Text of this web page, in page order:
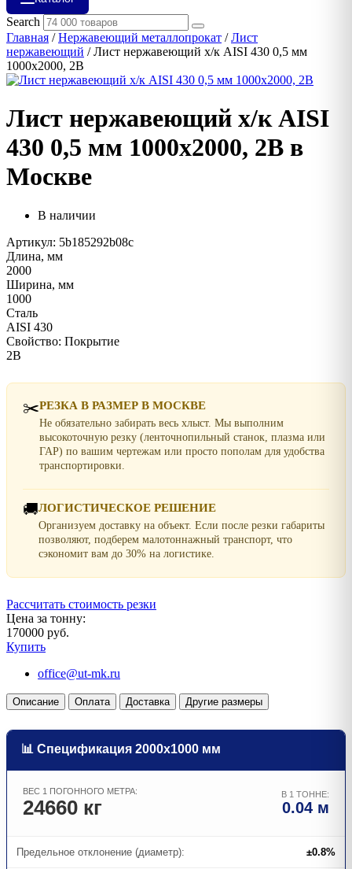
Search
Главная /Нержавеющий металлопрокат /Лист
нержавеющий / Лист нержавеющий х/к AISI 430 0,5 мм
1000х2000, 2B
Лист нержавеющий х/к AISI
430 0,5 мм 1000х2000, 2B в
Москве
В наличии
Артикул: 5b185292b08c
Длина, мм
2000
Ширина, мм
1000
Сталь
AISI 430
Свойство: Покрытие
2B
✂️РЕЗКА В РАЗМЕР В МОСКВЕ
Не обязательно забирать весь хлыст. Мы выполним
высокоточную резку (ленточнопильный станок, плазма или
ГАР) по вашим чертежам или просто пополам для удобства
транспортировки.
🚚ЛОГИСТИЧЕСКОЕ РЕШЕНИЕ
Организуем доставку на объект. Если после резки габариты
позволяют, подберем малотоннажный транспорт, что
сэкономит вам до 30% на логистике.
Рассчитать стоимость резки
Цена за тонну:
170000 руб.
Купить
office@ut-mk.ru
Описание Оплата Доставка Другие размеры
📊 Спецификация 2000х1000 мм
ВЕС 1 ПОГОННОГО МЕТРА:
24660 кг
В 1 ТОННЕ:
0.04 м
Предельное отклонение (диаметр): ±0.8%